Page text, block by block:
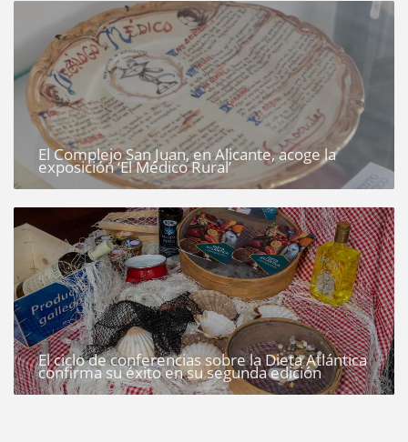
El Complejo San Juan, en Alicante, acoge la
exposición ‘El Médico Rural’
El ciclo de conferencias sobre la Dieta Atlántica
confirma su éxito en su segunda edición